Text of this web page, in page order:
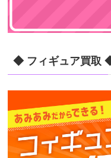
◆ フィギュア買取